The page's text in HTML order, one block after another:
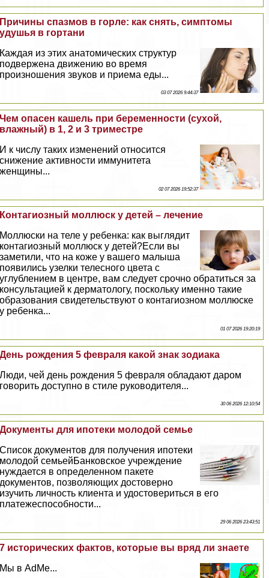
Причины спазмов в горле: как снять, симптомы
удушья в гортани
Каждая из этих анатомических структур
подвержена движению во время
произношения звуков и приема еды...
03 07 2026 9:44:37
Чем опасен кашель при беременности (сухой,
влажный) в 1, 2 и 3 триместре
И к числу таких изменений относится
снижение активности иммунитета
женщины...
02 07 2026 19:52:37
Контагиозный моллюск у детей – лечение
Моллюски на теле у ребенка: как выглядит
контагиозный моллюск у детей?Если вы
заметили, что на коже у вашего малыша
появились узелки телесного цвета с
углублением в центре, вам следует срочно обратиться за
консультацией к дерматологу, поскольку именно такие
образования свидетельствуют о контагиозном моллюске
у ребенка...
01 07 2026 19:20:19
День рождения 5 февраля какой знак зодиака
Люди, чей день рождения 5 февраля обладают даром
говорить доступно в стиле руководителя...
30 06 2026 12:10:54
Документы для ипотеки молодой семье
Список документов для получения ипотеки
молодой семьейБанковское учреждение
нуждается в определенном пакете
документов, позволяющих достоверно
изучить личность клиента и удостовериться в его
платежеспособности...
29 06 2026 23:43:51
7 исторических фактов, которые вы вряд ли знаете
Мы в AdMe...